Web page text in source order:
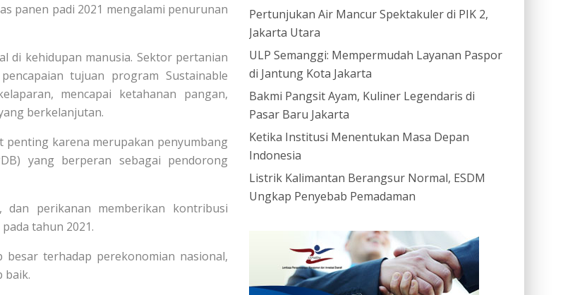
panen padi 2021 mengalami penurunan
di kehidupan manusia. Sektor pertanian
tujuan program Sustainable
mencapai ketahanan pangan,
berkelanjutan.
penting karena merupakan penyumbang
yang berperan sebagai pendorong
dan perikanan memberikan kontribusi
tahun 2021.
besar terhadap perekonomian nasional,
baik.
Pertunjukan Air Mancur Spektakuler di PIK 2,
Jakarta Utara
ULP Semanggi: Mempermudah Layanan Paspor
di Jantung Kota Jakarta
Bakmi Pangsit Ayam, Kuliner Legendaris di
Pasar Baru Jakarta
Ketika Institusi Menentukan Masa Depan
Indonesia
Listrik Kalimantan Berangsur Normal, ESDM
Ungkap Penyebab Pemadaman